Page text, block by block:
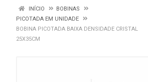
INÍCIO
BOBINAS
PICOTADA EM UNIDADE
BOBINA PICOTADA BAIXA DENSIDADE CRISTAL
25X35CM